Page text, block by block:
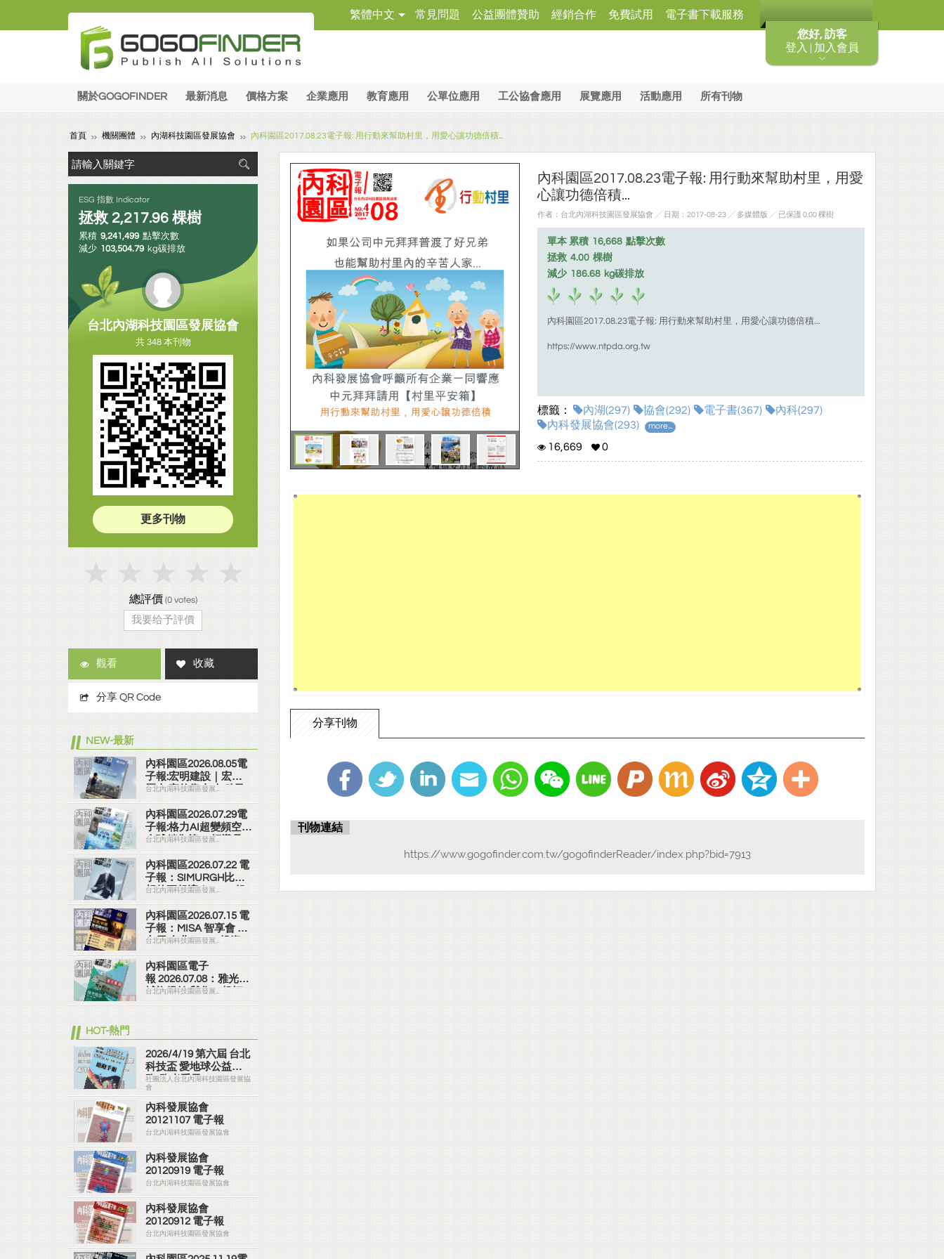
您好, 訪客
登入 | 加入會員
繁體中文 常見問題 公益團體贊助 經銷合作 免費試用 電子書下載服務
關於GOGOFINDER 最新消息 價格方案 企業應用 教育應用 公單位應用 工公協會應用 展覽應用 活動應用 所有刊物
首頁 機關團體 內湖科技園區發展協會 內科園區2017.08.23電子報: 用行動來幫助村里，用愛心讓功德倍積...
內科園區2017.08.23電子報: 用行動來幫助村里，用愛
心讓功德倍積...
作者：台北內湖科技園區發展協會 ╱ 日期：2017-08-23 ╱ 多媒體版 ╱ 已保護 0.00 棵樹
單本 累積 16,668 點擊次數
拯救 4.00 棵樹
減少 186.68 kg碳排放
內科園區2017.08.23電子報: 用行動來幫助村里，用愛心讓功德倍積...
https://www.ntpda.org.tw
標籤： 內湖(297) 協會(292) 電子書(367)
內科(297)
內科發展協會(293)
more...
16,669 0
分享刊物
刊物連結
https://www.gogofinder.com.tw/gogofinderReader/index.php?bid=7913
ESG 指數 Indicator
拯救 2,217.96 棵樹
累積 9,241,499 點擊次數
減少 103,504.79 kg碳排放
台北內湖科技園區發展協會
共 348 本刊物
更多刊物
總評價 (0votes)
我要给予評價
觀看 收藏
分享 QR Code
NEW-最新
內科園區2026.08.05電
子報:宏明建設｜宏明
麗山 家的靠山 內科最
高的安全承諾
台北內湖科技園區發展...
內科園區2026.07.29電
子報:格力AI超變頻空調
全球銷售第一 領導品
牌
台北內湖科技園區發展...
內科園區2026.07.22 電
子報：SIMURGH比你
想的更舒適｜Su-Si 舒
仕裝 都會日常輕鬆穿
搭 免燙可機洗
台北內湖科技園區發展...
內科園區2026.07.15 電
子報：MISA 智享會 第
七屆 台北(2026) 投資/
併購 實務精修班
台北內湖科技園區發展...
內科園區電子
報 2026.07.08：雅光商
城旗艦館 與您一起打
造美好家園
台北內湖科技園區發展...
HOT-熱門
2026/4/19 第六屆 台北
科技盃 愛地球公益路
跑-跑者手冊
社團法人台北內湖科技園區發展協
會
內科發展協會
20121107 電子報
台北內湖科技園區發展協會
內科發展協會
20120919 電子報
台北內湖科技園區發展協會
內科發展協會
20120912 電子報
台北內湖科技園區發展協會